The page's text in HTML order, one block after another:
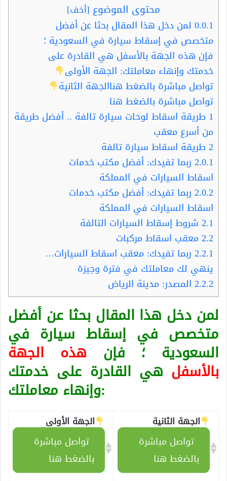
محتوى الموضوع [أخف]
0.0.1 لمن دخل هذا المقال بحثا عن أفضل
متخصص في إسقاط سيارة في السعودية ؛
فإن هذه الجهة بالأسفل هي القادرة على
خدمتك وإنهاء معاملتك: الجهة الأولى
تواصل مباشرة بالضغط هناالجهة الثانية
تواصل مباشرة بالضغط هنا
1 طريقة اسقاط لوحات سيارة تالفة .. أفضل طريقة
من أسرع معقب
2 طريقة اسقاط سيارة تالفة
2.0.1 ربما تفيدك: أفضل مكتب خدمات
اسقاط السيارات في المملكة
2.0.2 ربما تفيدك: أفضل مكتب خدمات
اسقاط السيارات في المملكة
2.1 شروط إسقاط السيارات التالفة
2.2معقب اسقاط مركبات
2.2.1 ربما تفيدك: معقب اسقاط السيارات…
ينهي لك معاملتك في فترة وجيزة
2.2.2 المصدر: مدينة الرياض
لمن دخل هذا المقال بحثا عن أفضل
متخصص في إسقاط سيارة في
السعودية ؛ فإن هذه الجهة
بالأسفل هي القادرة على خدمتك
وإنهاء معاملتك:
الجهة الأولى
تواصل مباشرة
بالضغط هنا
الجهة الثانية
تواصل مباشرة
بالضغط هنا